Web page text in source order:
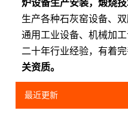
炉设备生产安装，煅烧
生产各种石灰窑设备、
通用工业设备、机械加
二十年行业经验，有着
关资质。
最近更新